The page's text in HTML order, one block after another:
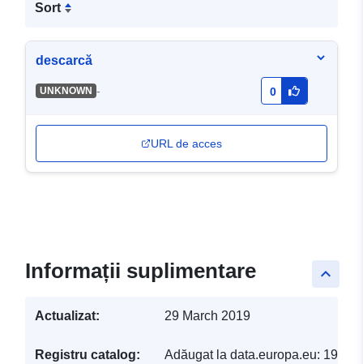
Sort
descarcă
UNKNOWN - 0
URL de acces
keyboard_arrow_up
Informații suplimentare
Actualizat: 29 March 2019
Registru catalog: Adăugat la data.europa.eu: 19